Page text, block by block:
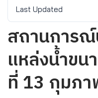
Last Updated
สถานการ
แหล่งน้ำขน
ที่ 13 กุมภ